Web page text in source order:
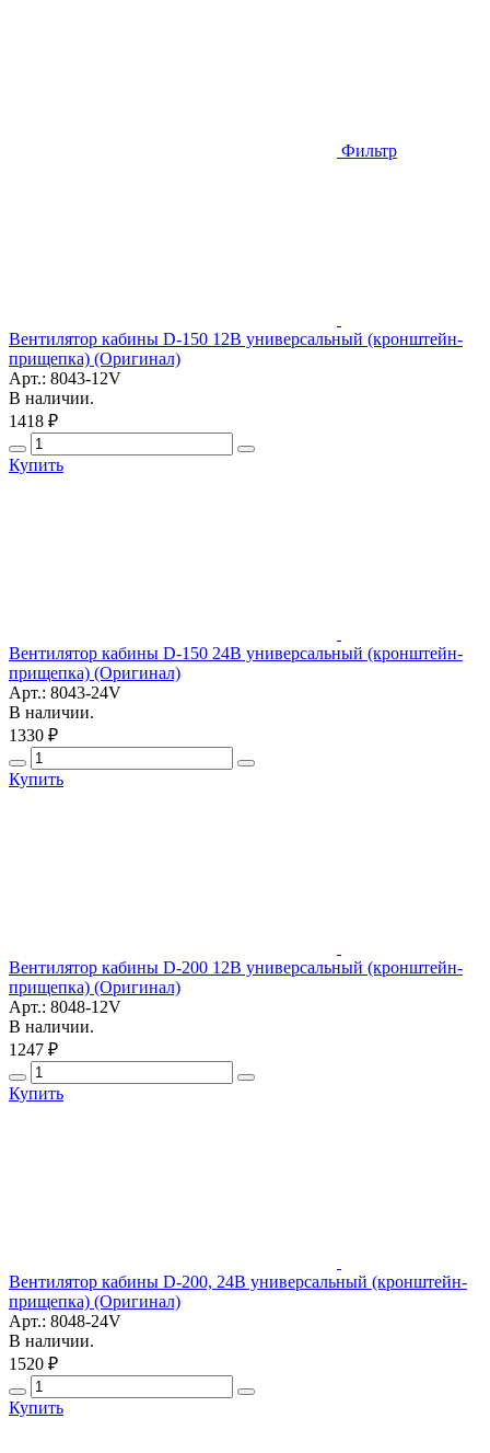
Фильтр
Вентилятор кабины D-150 12В универсальный (кронштейн-
прищепка) (Оригинал)
Арт.: 8043-12V
В наличии.
1418 ₽
Купить
Вентилятор кабины D-150 24В универсальный (кронштейн-
прищепка) (Оригинал)
Арт.: 8043-24V
В наличии.
1330 ₽
Купить
Вентилятор кабины D-200 12В универсальный (кронштейн-
прищепка) (Оригинал)
Арт.: 8048-12V
В наличии.
1247 ₽
Купить
Вентилятор кабины D-200, 24В универсальный (кронштейн-
прищепка) (Оригинал)
Арт.: 8048-24V
В наличии.
1520 ₽
Купить